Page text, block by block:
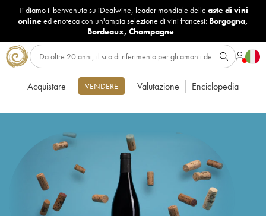
Ti diamo il benvenuto su iDealwine, leader mondiale delle aste di vini
onlineed enoteca con un'ampia selezione di vini francesi: Borgogna,
Bordeaux, Champagne...
Acquistare VENDERE Valutazione Enciclopedia